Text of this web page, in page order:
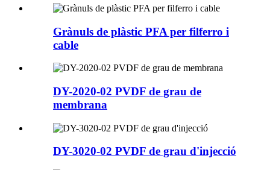
Grànuls de plàstic PFA per filferro i
cable
DY-2020-02 PVDF de grau de
membrana
DY-3020-02 PVDF de grau d'injecció